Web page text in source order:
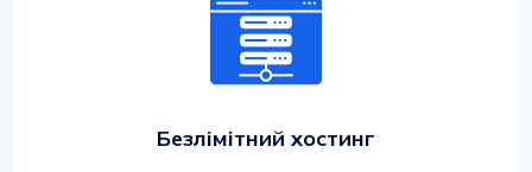
Безлімітний хостинг